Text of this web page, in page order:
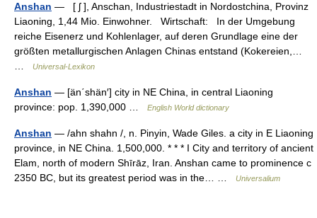
Anshan — [ ʃ ], Anschan, Industriestadt in Nordostchina, Provinz
Liaoning, 1,44 Mio. Einwohner. Wirtschaft: In der Umgebung
reiche Eisenerz und Kohlenlager, auf deren Grundlage eine der
größten metallurgischen Anlagen Chinas entstand (Kokereien,…
Universal-Lexikon
Anshan — [än΄shän′] city in NE China, in central Liaoning
province: pop. 1,390,000 …
English World dictionary
Anshan — /ahn shahn /, n. Pinyin, Wade Giles. a city in E Liaoning
province, in NE China. 1,500,000. * * * I City and territory of ancient
Elam, north of modern Shīrāz, Iran. Anshan came to prominence с
2350 BC, but its greatest period was in the… …
Universalium